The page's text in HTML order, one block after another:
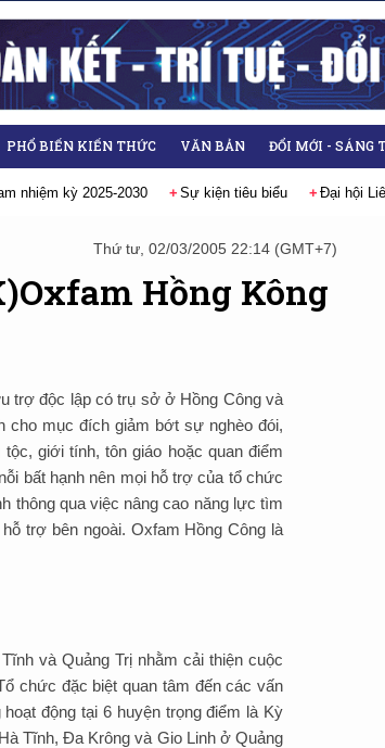
PHỔ BIẾN KIẾN THỨC VĂN BẢN ĐỔI MỚI - SÁNG
nhiệm kỳ 2025-2030 Sự kiện tiêu biểu Đại hội
Thứ tư, 02/03/2005 22:14 (GMT+7)
Hồng Kông
trợ độc lập có trụ sở ở Hồng Công và
cho mục đích giảm bớt sự nghèo đói,
giới tính, tôn giáo hoặc quan điểm
bất hạnh nên mọi hỗ trợ của tổ chức
thông qua việc nâng cao năng lực tìm
trợ bên ngoài. Oxfam Hồng Công là
và Quảng Trị nhằm cải thiện cuộc
chức đặc biệt quan tâm đến các vấn
động tại 6 huyện trọng điểm là Kỳ
Tĩnh, Đa Krông và Gio Linh ở Quảng